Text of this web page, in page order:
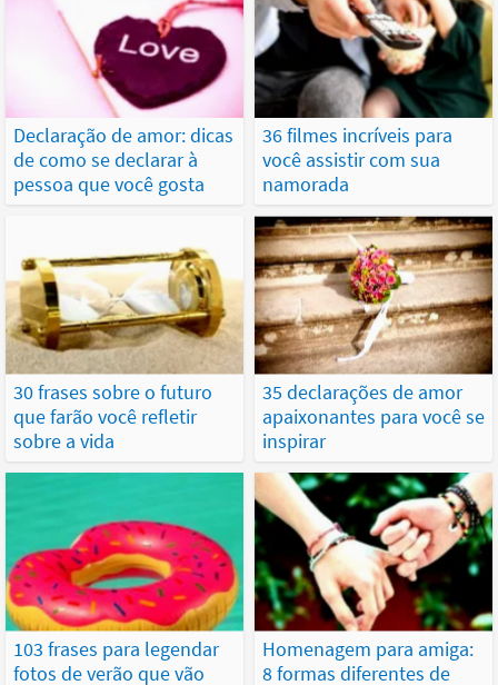
Declaração de amor: dicas
de como se declarar à
pessoa que você gosta
36 filmes incríveis para
você assistir com sua
namorada
30 frases sobre o futuro
que farão você refletir
sobre a vida
35 declarações de amor
apaixonantes para você se
inspirar
103 frases para legendar
fotos de verão que vão
Homenagem para amiga:
8 formas diferentes de